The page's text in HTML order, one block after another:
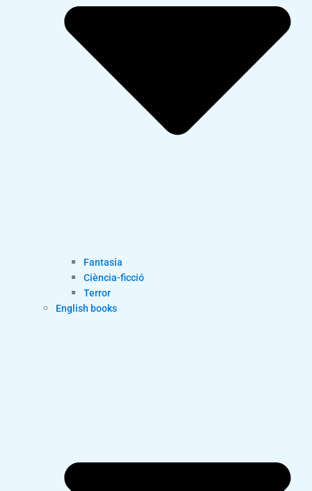
Fantasia
Ciència-ficció
Terror
English books